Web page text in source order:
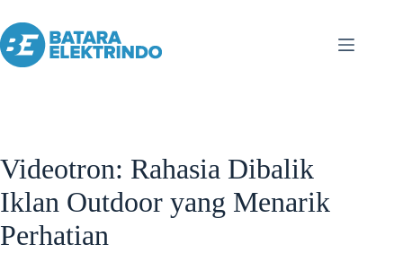
Videotron: Rahasia Dibalik
Iklan Outdoor yang Menarik
Perhatian